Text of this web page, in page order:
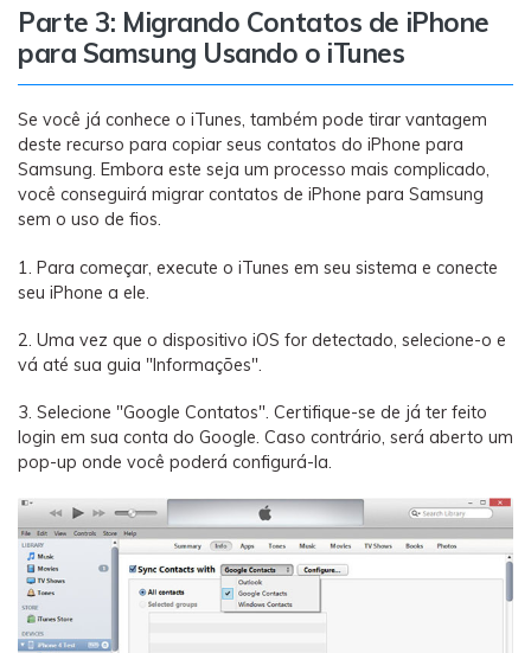
Parte 3: Migrando Contatos de iPhone
para Samsung Usando o iTunes
Se você já conhece o iTunes, também pode tirar vantagem
deste recurso para copiar seus contatos do iPhone para
Samsung. Embora este seja um processo mais complicado,
você conseguirá migrar contatos de iPhone para Samsung
sem o uso de fios.
1. Para começar, execute o iTunes em seu sistema e conecte
seu iPhone a ele.
2. Uma vez que o dispositivo iOS for detectado, selecione-o e
vá até sua guia "Informações".
3. Selecione "Google Contatos". Certifique-se de já ter feito
login em sua conta do Google. Caso contrário, será aberto um
pop-up onde você poderá configurá-la.